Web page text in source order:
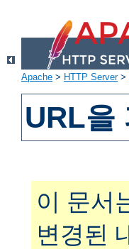
Apache > HTTP Server>
URL을
이 문서
변경된